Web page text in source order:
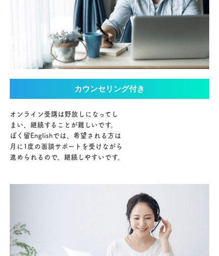
カウンセリング付き
オンライン受講は野放しになってし
まい、継続することが難しいです。
ぼく留Englishでは、希望される方は
月に1度の面談サポートを受けながら
進められるので、継続しやすいです。